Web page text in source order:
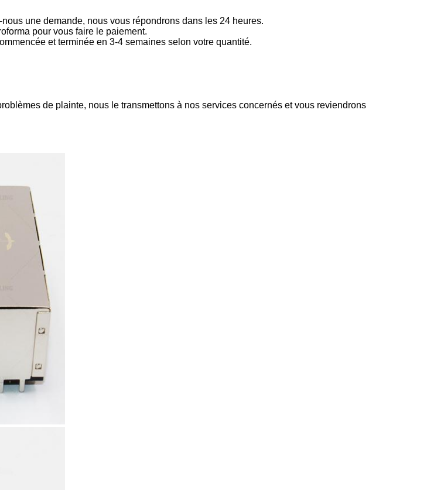
une demande, nous vous répondrons dans les 24 heures.
pour vous faire le paiement.
et terminée en 3-4 semaines selon votre quantité.
de plainte, nous le transmettons à nos services concernés et vous reviendrons